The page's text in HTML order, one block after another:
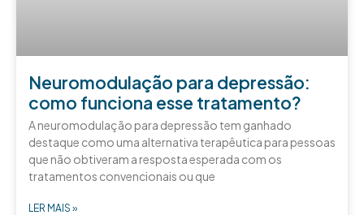
Neuromodulação para depressão:
como funciona esse tratamento?
A neuromodulação para depressão tem ganhado
destaque como uma alternativa terapêutica para pessoas
que não obtiveram a resposta esperada com os
tratamentos convencionais ou que
LER MAIS »